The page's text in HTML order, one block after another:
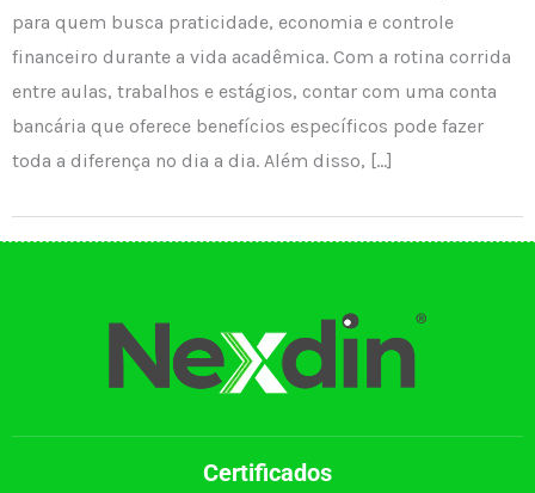
para quem busca praticidade, economia e controle
financeiro durante a vida acadêmica. Com a rotina corrida
entre aulas, trabalhos e estágios, contar com uma conta
bancária que oferece benefícios específicos pode fazer
toda a diferença no dia a dia. Além disso, […]
Certificados